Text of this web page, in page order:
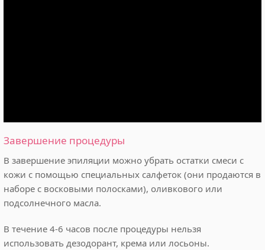
Завершение процедуры
В завершение эпиляции можно убрать остатки смеси с
кожи с помощью специальных салфеток (они продаются в
наборе с восковыми полосками), оливкового или
подсолнечного масла.
В течение 4-6 часов после процедуры нельзя
использовать дезодорант, крема или лосьоны.